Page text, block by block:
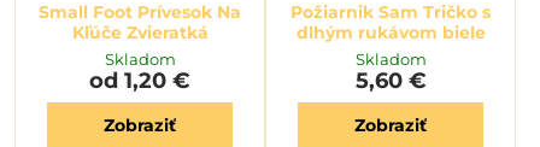
Small Foot Prívesok Na
Kľúče Zvieratká
Skladom
od 1,20 €
Zobraziť
Požiarnik Sam Tričko s
dlhým rukávom biele
Skladom
5,60 €
Zobraziť